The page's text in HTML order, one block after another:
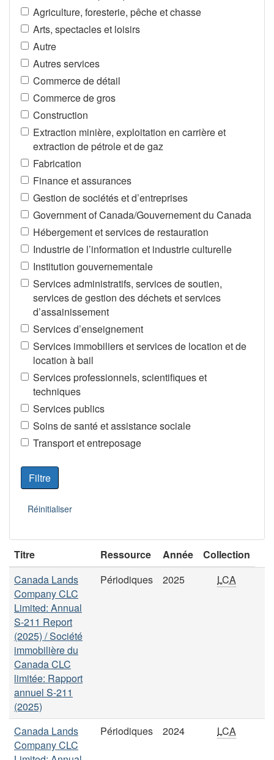
Agriculture, foresterie, pêche et chasse
Arts, spectacles et loisirs
Autre
Autres services
Commerce de détail
Commerce de gros
Construction
Extraction minière, exploitation en carrière et
extraction de pétrole et de gaz
Fabrication
Finance et assurances
Gestion de sociétés et d’entreprises
Government of Canada/Gouvernement du Canada
Hébergement et services de restauration
Industrie de l’information et industrie culturelle
Institution gouvernementale
Services administratifs, services de soutien,
services de gestion des déchets et services
d’assainissement
Services d’enseignement
Services immobiliers et services de location et de
location à bail
Services professionnels, scientifiques et
techniques
Services publics
Soins de santé et assistance sociale
Transport et entreposage
Titre Ressource Année
Collection
Canada Lands
Company CLC
Limited: Annual
S-211 Report
(2025) / Société
immobilière du
Canada CLC
limitée: Rapport
annuel S-211
(2025)
Périodiques 2025 LCA
Canada Lands
Company CLC
Périodiques 2024 LCA